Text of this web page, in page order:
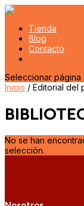
Tienda
Blog
Contacto
Seleccionar página
Inicio / Editorial del
No se han
selección.